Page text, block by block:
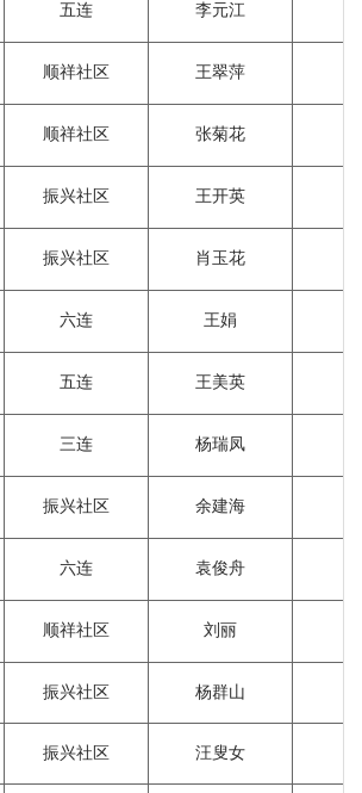
五连 李元江
顺祥社区 王翠萍
顺祥社区 张菊花
振兴社区 王开英
振兴社区 肖玉花
六连 王娟
五连 王美英
三连 杨瑞凤
振兴社区 余建海
六连 袁俊舟
顺祥社区 刘丽
振兴社区 杨群山
振兴社区 汪叟女